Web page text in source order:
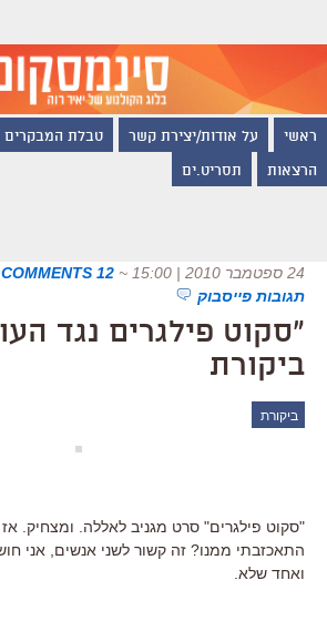
ראשי על אודות/יצירת קשר טבלת המבקרים
הרצאות תסריט.ים
24 ספטמבר 2010 | 15:00 ~
12 COMMENTS
תגובות פייסבוק
"סקוט פילגרים נגד
ביקורת
ביקורת
"סקוט פילגרים" סרט מגניב לאללה. ומצחיק.
התאכזבתי ממנו? זה קשור לשני אנשים, אני
ואחד שלא.